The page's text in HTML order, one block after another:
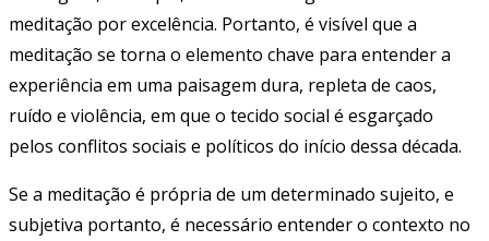
meditação por excelência. Portanto, é visível que a
meditação se torna o elemento chave para entender a
experiência em uma paisagem dura, repleta de caos,
ruído e violência, em que o tecido social é esgarçado
pelos conflitos sociais e políticos do início dessa década.
Se a meditação é própria de um determinado sujeito, e
subjetiva portanto, é necessário entender o contexto no